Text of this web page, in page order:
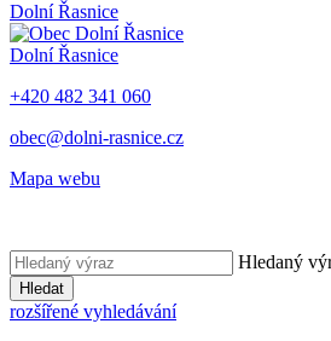
Dolní Řasnice
Dolní Řasnice
+420 482 341 060
obec@dolni-rasnice.cz
Mapa webu
Hledaný
Hledat
rozšířené vyhledávání